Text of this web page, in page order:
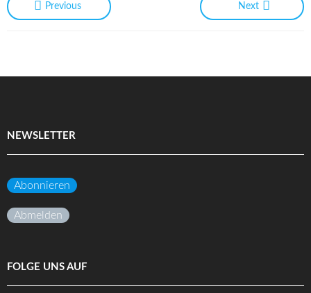
Previous Next
NEWSLETTER
Abonnieren
Abmelden
FOLGE UNS AUF